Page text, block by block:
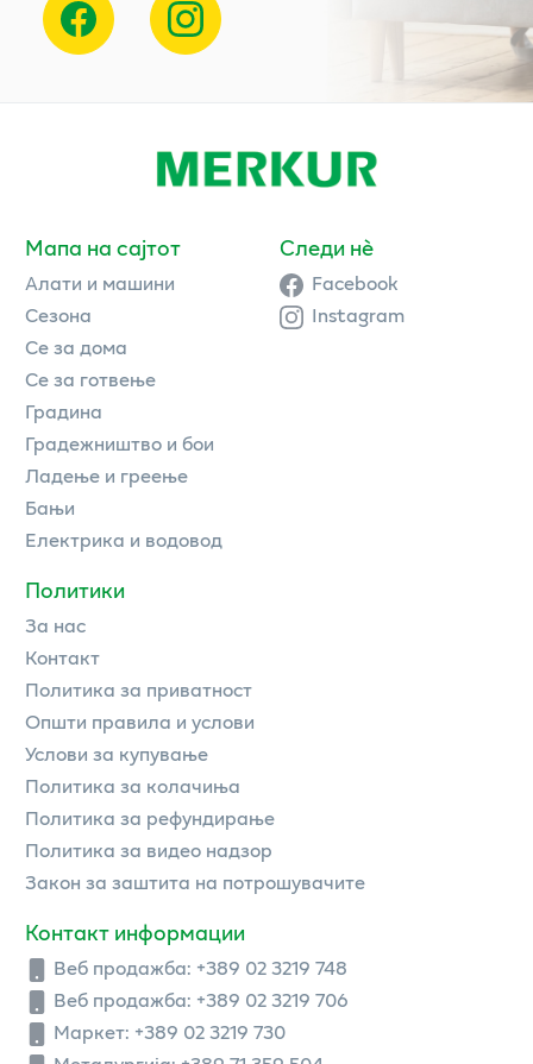
Мапа на сајтот
Алати и машини
Сезона
Се за дома
Се за готвење
Градина
Градежништво и бои
Ладење и греење
Бањи
Електрика и водовод
Политики
За нас
Контакт
Политика за приватност
Општи правила и услови
Услови за купување
Политика за колачиња
Политика за рефундирање
Политика за видео надзор
Закон за заштита на потрошувачите
Контакт информации
Веб продажба: +389 02 3219 748
Веб продажба: +389 02 3219 706
Маркет: +389 02 3219 730
Следи нè
Facebook
Instagram